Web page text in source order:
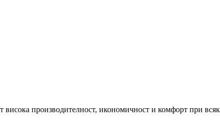
висока производителност, икономичност и комфорт при